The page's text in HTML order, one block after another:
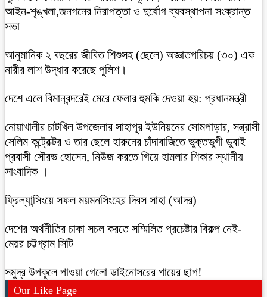
আইন-শৃঙ্খলা,জনগনের নিরাপত্তা ও দুর্যোগ ব্যবস্থাপনা সংক্রান্ত
সভা
আনুমানিক ২ বছরের জীবিত শিশুসহ (ছেলে) অজ্ঞাতপরিচয় (৩০) এক
নারীর লাশ উদ্ধার করেছে পুলিশ।
দেশে এলে বিমানবন্দরেই মেরে ফেলার হুমকি দেওয়া হয়: প্রধানমন্ত্রী
নোয়াখালীর চাটখিল উপজেলার সাহাপুর ইউনিয়নের সোমপাড়ার, সন্ত্রাসী
সেলিম কন্ট্রেক্টর ও তার ছেলে হারুনের চাঁদাবাজিতে ভুক্তভুগী ডুবাই
প্রবাসী সৌরভ হোসেন, নিউজ করতে গিয়ে হামলার শিকার স্থানীয়
সাংবাদিক ।
ফ্রিল্যান্সিংয়ে সফল ময়মনসিংহের দিবস সাহা (আদর)
দেশের অর্থনীতির চাকা সচল করতে সম্মিলিত প্রচেষ্টার বিকল্প নেই-
মেয়র চট্টগ্রাম সিটি
সমুদ্র উপকূলে পাওয়া গেলো ডাইনোসরের পায়ের ছাপ!
Our Like Page